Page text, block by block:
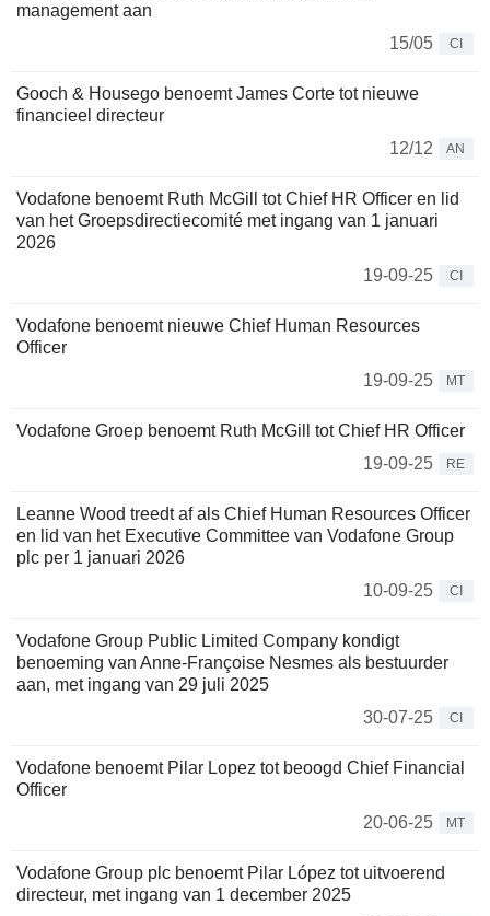
management aan
15/05
CI
Gooch & Housego benoemt James Corte tot nieuwe
financieel directeur
12/12
AN
Vodafone benoemt Ruth McGill tot Chief HR Officer en lid
van het Groepsdirectiecomité met ingang van 1 januari
2026
19-09-25
CI
Vodafone benoemt nieuwe Chief Human Resources
Officer
19-09-25
MT
Vodafone Groep benoemt Ruth McGill tot Chief HR Officer
19-09-25
RE
Leanne Wood treedt af als Chief Human Resources Officer
en lid van het Executive Committee van Vodafone Group
plc per 1 januari 2026
10-09-25
CI
Vodafone Group Public Limited Company kondigt
benoeming van Anne-Françoise Nesmes als bestuurder
aan, met ingang van 29 juli 2025
30-07-25
CI
Vodafone benoemt Pilar Lopez tot beoogd Chief Financial
Officer
20-06-25
MT
Vodafone Group plc benoemt Pilar López tot uitvoerend
directeur, met ingang van 1 december 2025